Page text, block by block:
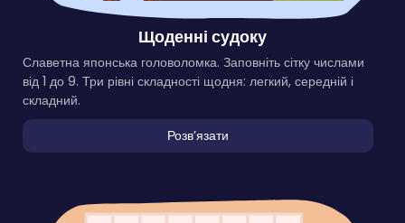
Щоденні судоку
Славетна японська головоломка. Заповніть сітку числами
від 1 до 9. Три рівні складності щодня: легкий, середній і
складний.
Розвʼязати